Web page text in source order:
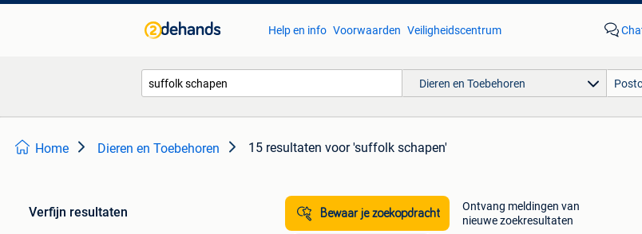
Help en info Voorwaarden Veiligheidscentrum
Dieren en Toebehoren
Home Dieren en Toebehoren 15 resultaten voor 'suffolk schapen'
Verfijn resultaten
Bewaar je zoekopdracht
Ontvang meldingen van
nieuwe zoekresultaten